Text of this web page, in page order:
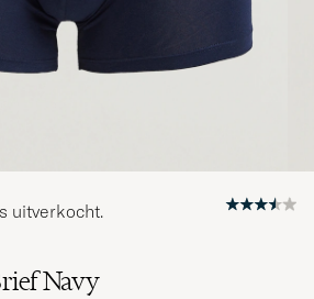
Navy
uitverkocht.